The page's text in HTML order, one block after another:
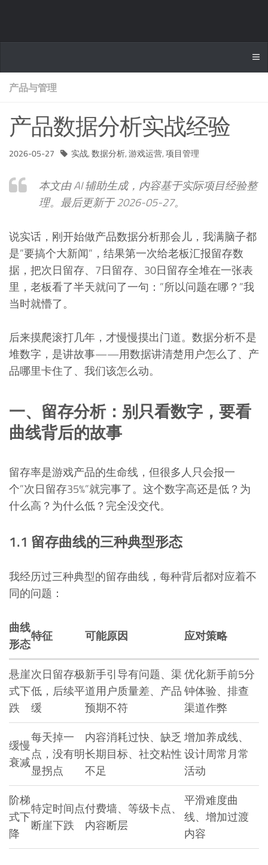
产品与管理
产品数据分析实战经验
2026-05-27 实战,数据分析,游戏运营,项目管理
本文由 AI 辅助生成，内容基于实际项目经验整
理。最后更新于 2026-05-27。
说实话，刚开始做产品数据分析那会儿，我满脑子都
是”要搞个大新闻”，结果第一次给老板汇报留存数
据，把次日留存、7日留存、30日留存全堆在一张表
里，老板看了半天就问了一句：”所以问题在哪？”我
当时就懵了。
后来摸爬滚打几年，才慢慢摸出门道。数据分析不是
堆数字，是讲故事——用数据讲清楚用户怎么了、产
品哪里卡住了、我们该怎么动。
一、留存分析：别只看数字，要看
曲线背后的故事
留存率是游戏产品的生命线，但很多人只会报一
个”次日留存35%”就完事了。这个数字高还是低？为
什么高？为什么低？完全没交代。
1.1 留存曲线的三种典型形态
我经历过三种典型的留存曲线，每种背后都对应着不
同的问题：
曲线
形态
特征 可能原因 应对策略
悬崖
式下
跌
次日留存极
低，后续平
缓
新手引导有问题、渠
道用户质量差、产品
预期不符
优化新手前5分
钟体验、排查
渠道作弊
缓慢
衰减
每天掉一
点，没有明
显拐点
内容消耗过快、缺乏
长期目标、社交粘性
不足
增加养成线、
设计周常月常
活动
阶梯
式下
降
特定时间点
断崖下跌
付费墙、等级卡点、
内容断层
平滑难度曲
线、增加过渡
内容